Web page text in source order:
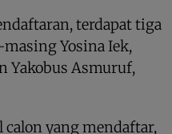
terdapat tiga
Yosina Iek,
Yakobus Asmuruf,
calon yang mendaftar,